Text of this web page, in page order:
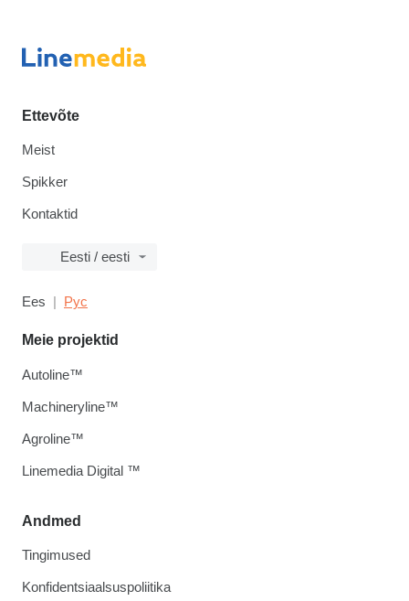
Ettevõte
Meist
Spikker
Kontaktid
Eesti / eesti
Ees Рус
Andmed
Tingimused
Konfidentsiaalsuspoliitika
Meie projektid
Autoline™
Machineryline™
Agroline™
Linemedia Digital ™